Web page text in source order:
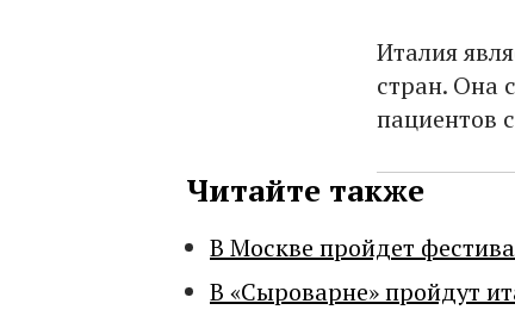
Италия
стран. Она
пациентов
Читайте также
В Москве пройдет
В «Сыроварне» пройдут